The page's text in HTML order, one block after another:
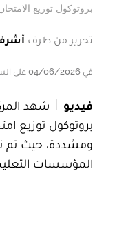
بروتوكول توزيع
تحرير من طرف
في 04/06/2026 على الساعة 09:17
فيديو
بروتوكول توزيع
ومشددة، حيث تم
المؤسسات